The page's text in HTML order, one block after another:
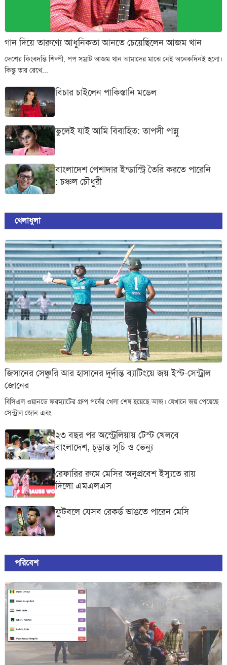
গান দিয়ে তারুণ্যে আধুনিকতা আনতে চেয়েছিলেন আজম খান
দেশের কিংবদন্তি শিল্পী, পপ সম্রাট আজম খান আমাদের মাঝে নেই অনেকদিনই হলো।
কিন্তু তার রেখে...
বিচার চাইলেন পাকিস্তানি মডেল
ভুলেই যাই আমি বিবাহিত: তাপসী পান্নু
বাংলাদেশ পেশাদার ইন্ডাস্ট্রি তৈরি করতে পারেনি
: চঞ্চল চৌধুরী
খেলাধুলা
জিসানের সেঞ্চুরি আর হাসানের দুর্দান্ত ব্যাটিংয়ে জয় ইস্ট-সেন্ট্রাল
জোনের
বিসিএল ওয়ানডে ফরম্যাটের গ্রুপ পর্বের খেলা শেষ হয়েছে আজ। যেখানে জয় পেয়েছে
সেন্ট্রাল জোন এবং...
২৩ বছর পর অস্ট্রেলিয়ায় টেস্ট খেলবে
বাংলাদেশ, চূড়ান্ত সূচি ও ভেন্যু
রেফারির রুমে মেসির অনুপ্রবেশ ইস্যুতে রায়
দিলো এমএলএস
ফুটবলে যেসব রেকর্ড ভাঙতে পারেন মেসি
পরিবেশ